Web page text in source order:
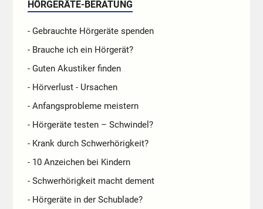
HÖRGERÄTE-BERATUNG
- Gebrauchte Hörgeräte spenden
- Brauche ich ein Hörgerät?
- Guten Akustiker finden
- Hörverlust - Ursachen
- Anfangsprobleme meistern
- Hörgeräte testen – Schwindel?
- Krank durch Schwerhörigkeit?
- 10 Anzeichen bei Kindern
- Schwerhörigkeit macht dement
- Hörgeräte in der Schublade?